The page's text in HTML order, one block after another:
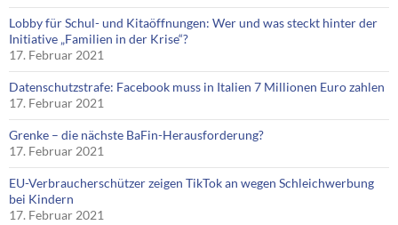
Lobby für Schul- und Kitaöffnungen: Wer und was steckt hinter der
Initiative „Familien in der Krise“?
17. Februar 2021
Datenschutzstrafe: Facebook muss in Italien 7 Millionen Euro zahlen
17. Februar 2021
Grenke – die nächste BaFin-Herausforderung?
17. Februar 2021
EU-Verbraucherschützer zeigen TikTok an wegen Schleichwerbung
bei Kindern
17. Februar 2021